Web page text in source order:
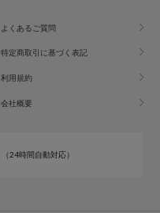
よくあるご質問
特定商取引に基づく表記
利用規約
会社概要
（24時間自動対応）